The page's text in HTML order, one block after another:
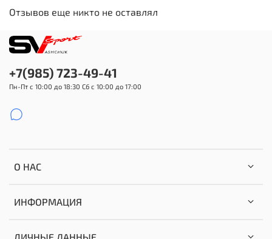
Отзывов еще никто не оставлял
О НАС
ИНФОРМАЦИЯ
+7(985) 723-49-41
Пн-Пт с 10:00 до 18:30 Сб с 10:00 до 17:00